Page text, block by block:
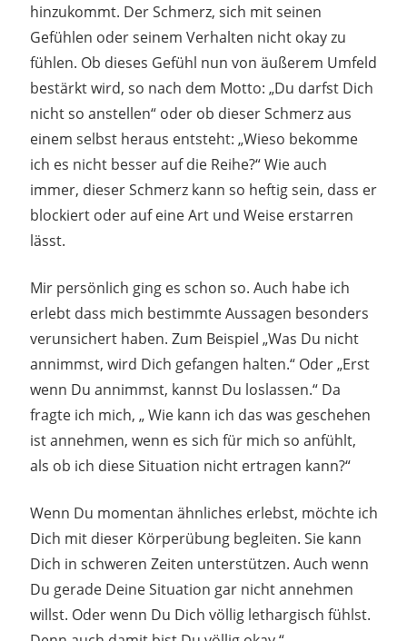
hinzukommt. Der Schmerz, sich mit seinen
Gefühlen oder seinem Verhalten nicht okay zu
fühlen. Ob dieses Gefühl nun von äußerem Umfeld
bestärkt wird, so nach dem Motto: „Du darfst Dich
nicht so anstellen“ oder ob dieser Schmerz aus
einem selbst heraus entsteht: „Wieso bekomme
ich es nicht besser auf die Reihe?“ Wie auch
immer, dieser Schmerz kann so heftig sein, dass er
blockiert oder auf eine Art und Weise erstarren
lässt.
Mir persönlich ging es schon so. Auch habe ich
erlebt dass mich bestimmte Aussagen besonders
verunsichert haben. Zum Beispiel „Was Du nicht
annimmst, wird Dich gefangen halten.“ Oder „Erst
wenn Du annimmst, kannst Du loslassen.“ Da
fragte ich mich, „ Wie kann ich das was geschehen
ist annehmen, wenn es sich für mich so anfühlt,
als ob ich diese Situation nicht ertragen kann?“
Wenn Du momentan ähnliches erlebst, möchte ich
Dich mit dieser Körperübung begleiten. Sie kann
Dich in schweren Zeiten unterstützen. Auch wenn
Du gerade Deine Situation gar nicht annehmen
willst. Oder wenn Du Dich völlig lethargisch fühlst.